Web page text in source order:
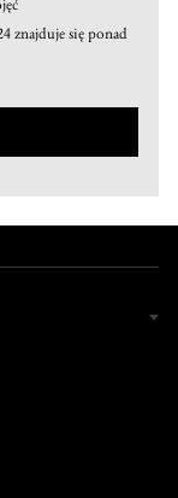
znajduje się ponad